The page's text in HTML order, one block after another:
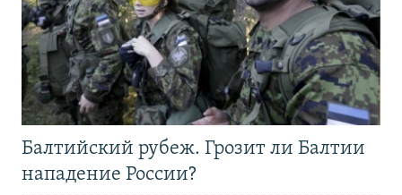
Балтийский рубеж. Грозит ли Балтии
нападение России?